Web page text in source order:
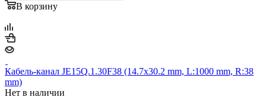
В корзину
Кабель-канал JE15Q.1.30F38 (14.7х30.2 mm, L:1000 mm, R:38
mm)
Нет в наличии